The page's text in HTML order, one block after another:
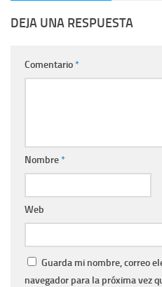
DEJA UNA RESPUESTA
Comentario*
Nombre*
Web
Guarda mi nombre, correo
navegador para la próxima vez